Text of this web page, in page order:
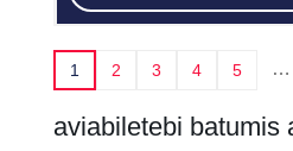
1 2 3 4 5 …
aviabiletebi batumis